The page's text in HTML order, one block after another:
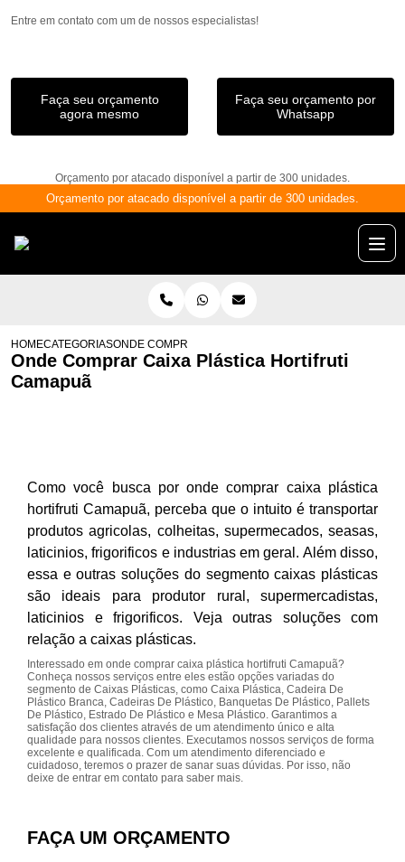
Entre em contato com um de nossos especialistas!
Faça seu orçamento
agora mesmo
Faça seu orçamento por
Whatsapp
Orçamento por atacado disponível a partir de 300 unidades.
Orçamento por atacado disponível a partir de 300 unidades.
HOMECATEGORIASONDE COMPRAR CAIXA PLÁSTICA HORTIFRUTI
Onde Comprar Caixa Plástica Hortifruti
Camapuã
Como você busca por onde comprar caixa plástica
hortifruti Camapuã, perceba que o intuito é transportar
produtos agricolas, colheitas, supermecados, seasas,
laticinios, frigorificos e industrias em geral. Além disso,
essa e outras soluções do segmento caixas plásticas
são ideais para produtor rural, supermercadistas,
laticinios e frigorificos. Veja outras soluções com
relação a caixas plásticas.
Interessado em onde comprar caixa plástica hortifruti Camapuã?
Conheça nossos serviços entre eles estão opções variadas do
segmento de Caixas Plásticas, como Caixa Plástica, Cadeira De
Plástico Branca, Cadeiras De Plástico, Banquetas De Plástico, Pallets
De Plástico, Estrado De Plástico e Mesa Plástico. Garantimos a
satisfação dos clientes através de um atendimento único e alta
qualidade para nossos clientes. Executamos nossos serviços de forma
excelente e qualificada. Com um atendimento diferenciado e
cuidadoso, teremos o prazer de sanar suas dúvidas. Por isso, não
deixe de entrar em contato para saber mais.
FAÇA UM ORÇAMENTO